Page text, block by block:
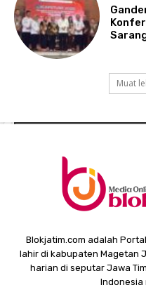
Muat
Blokjatim.com adalah
lahir di kabupaten Magetan
harian di seputar Jawa
Indonesia